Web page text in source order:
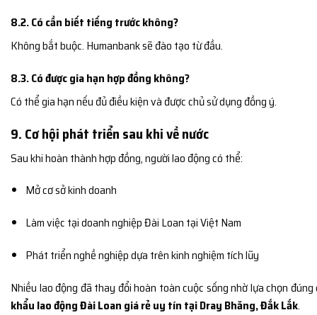
8.2. Có cần biết tiếng trước không?
Không bắt buộc. Humanbank sẽ đào tạo từ đầu.
8.3. Có được gia hạn hợp đồng không?
Có thể gia hạn nếu đủ điều kiện và được chủ sử dụng đồng ý.
9. Cơ hội phát triển sau khi về nước
Sau khi hoàn thành hợp đồng, người lao động có thể:
Mở cơ sở kinh doanh
Làm việc tại doanh nghiệp Đài Loan tại Việt Nam
Phát triển nghề nghiệp dựa trên kinh nghiệm tích lũy
Nhiều lao động đã thay đổi hoàn toàn cuộc sống nhờ lựa chọn
khẩu lao động Đài Loan giá rẻ uy tín tại Dray Bhăng, Đắk Lắk.